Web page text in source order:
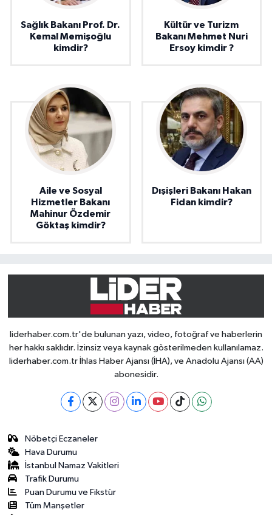
Sağlık Bakanı Prof. Dr.
Kemal Memişoğlu
kimdir?
Kültür ve Turizm
Bakanı Mehmet Nuri
Ersoy kimdir ?
Aile ve Sosyal
Hizmetler Bakanı
Mahinur Özdemir
Göktaş kimdir?
Dışişleri Bakanı Hakan
Fidan kimdir?
liderhaber.com.tr'de bulunan yazı, video, fotoğraf ve haberlerin
her hakkı saklıdır. İzinsiz veya kaynak gösterilmeden kullanılamaz.
liderhaber.com.tr İhlas Haber Ajansı (İHA), ve Anadolu Ajansı (AA)
abonesidir.
Nöbetçi Eczaneler
Hava Durumu
İstanbul Namaz Vakitleri
Trafik Durumu
Puan Durumu ve Fikstür
Tüm Manşetler